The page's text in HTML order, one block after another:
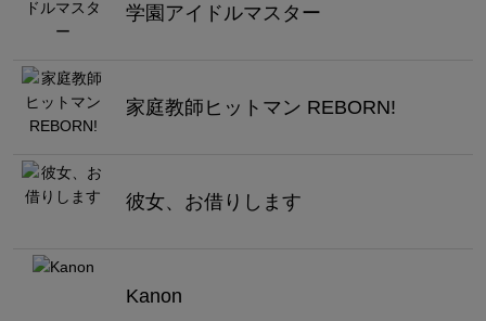
学園アイドルマスター
家庭教師ヒットマン REBORN!
彼女、お借りします
Kanon